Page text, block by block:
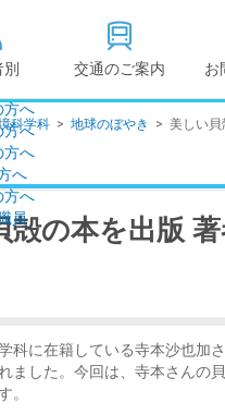
方へ
方へ
方へ
へ
方へ
員
交通のご案内 お
）
大学情報の公開
情報公開
点検・評価
キャンパス敷地建物面
個人情報の取り扱い
科学科 > 地球のぼやき > 美しい貝
殻の本を出版
科に在籍している寺本沙也加
ました。今回は、寺本さんの
。